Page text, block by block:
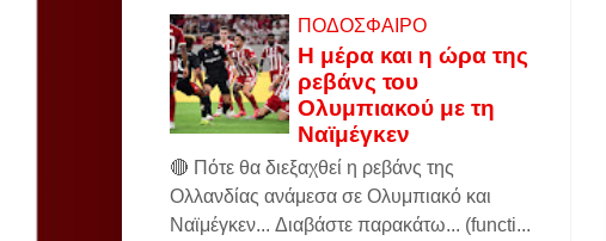
ΠΟΔΟΣΦΑΙΡΟ
Η μέρα και η ώρα της
ρεβάνς του
Ολυμπιακού με τη
Ναϊμέγκεν
🔴 Πότε θα διεξαχθεί η ρεβάνς της
Ολλανδίας ανάμεσα σε Ολυμπιακό και
Ναϊμέγκεν... Διαβάστε παρακάτω... (functi...